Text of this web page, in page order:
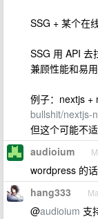
SSG + 某个在
SSG 用 API 去
兼顾性能和易用
例子：nextjs +
bullshit/nextjs-
但这个可能不适
audioium
wordpress 的
hang333
@audioium 支